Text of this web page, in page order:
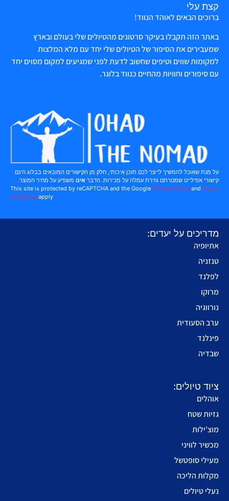
קצת עלי
ברוכים הבאים לאוהד הנווד!
באתר הזה תקבלו בעיקר סרטונים מהטיולים שלי בעולם ובארץ
שמעבירים את הסיפור של הטיולים שלי יחד עם מלא המלצות
למקומות שווים וטיפים שחשוב לדעת לפני שמגיעים למקום מסוים יחד
עם סיפורים וחוויות מהחיים כנווד בלוגר.
על מנת שאוכל להמשיך לייצר לכם תוכן איכותי, חלק מן הקישורים המובאים בבלוג הינם
קישורי אפילייט שמטרתם גזירת עמלה על מכירות. הדבר אינו משפיע על מחיר המוצר.
This site is protected by reCAPTCHA and the Google Privacy Policy and Terms
of Service apply
מדריכים על יעדים:
אתיופיה
טנזניה
לפלנד
מרוקו
נורווגיה
ערב הסעודית
פינלנד
שבדיה
ציוד טיולים:
אוהלים
גזיות שטח
מוצ'ילות
מכשיר לוויני
מעילי סופטשל
מקלות הליכה
נעלי טיולים